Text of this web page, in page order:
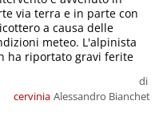
cervinia
di
Alessandro Bianchet
via terra e in parte con
a causa delle
meteo. L'alpinista
ha riportato gravi ferite